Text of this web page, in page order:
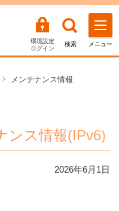
環境設定
ログイン
検索 メニュー
メンテナンス情報
ンス情報(IPv6)
2026年6月 1日